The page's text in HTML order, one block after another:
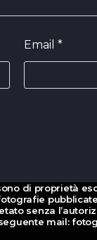
Email*
di proprietà
senza
mail: